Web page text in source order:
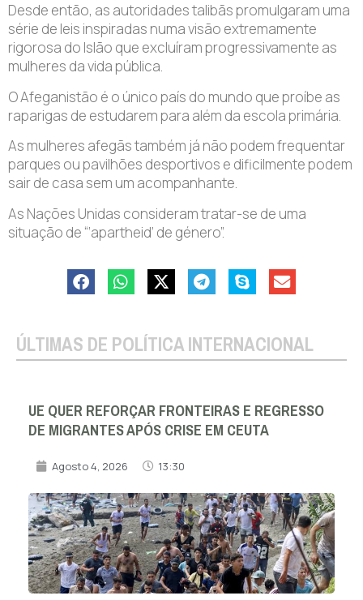
Desde então, as autoridades talibãs promulgaram uma
série de leis inspiradas numa visão extremamente
rigorosa do Islão que excluíram progressivamente as
mulheres da vida pública.
O Afeganistão é o único país do mundo que proíbe as
raparigas de estudarem para além da escola primária.
As mulheres afegãs também já não podem frequentar
parques ou pavilhões desportivos e dificilmente podem
sair de casa sem um acompanhante.
As Nações Unidas consideram tratar-se de uma
situação de “‘apartheid’ de género”.
ÚLTIMAS DE POLÍTICA INTERNACIONAL
UE QUER REFORÇAR FRONTEIRAS E REGRESSO
DE MIGRANTES APÓS CRISE EM CEUTA
Agosto 4, 2026 13:30